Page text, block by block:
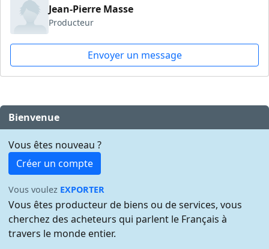
Jean-Pierre Masse
Producteur
Envoyer un message
Bienvenue
Vous êtes nouveau ?
Créer un compte
Vous voulez EXPORTER
Vous êtes producteur de biens ou de services, vous
cherchez des acheteurs qui parlent le Français à
travers le monde entier.